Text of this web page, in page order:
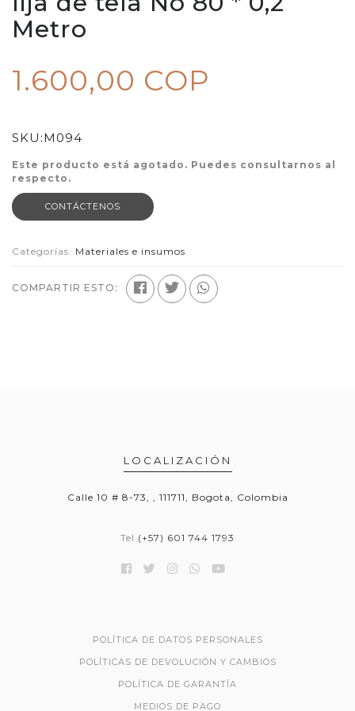
Metro
1.600,00 COP
SKU:M094
Este producto está agotado. Puedes consultarnos al
respecto.
CONTÁCTENOS
Categorías: Materiales e insumos
COMPARTIR ESTO:
LOCALIZACIÓN
Calle 10 # 8-73, , 111711, Bogota, Colombia
Tel (+57) 601 744 1793
POLÍTICA DE DATOS PERSONALES
POLÍTICAS DE DEVOLUCIÓN Y CAMBIOS
POLÍTICA DE GARANTÍA
MEDIOS DE PAGO